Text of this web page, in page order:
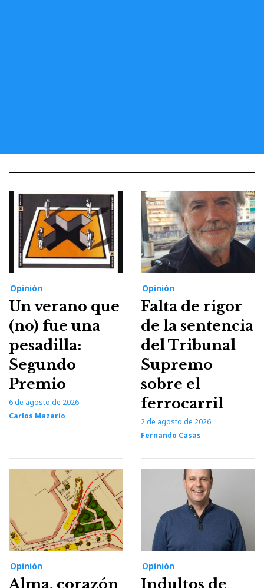
Opinión
Un verano que
(no) fue una
pesadilla:
Segundo
Premio
6 de agosto de 2026
Carlos Mazarío
Opinión
Falta de rigor
de la sentencia
del Tribunal
Supremo
sobre el
ferrocarril
2 de agosto de 2026
Fernando Casas
Opinión
Alma, corazón
Opinión
Indultos de